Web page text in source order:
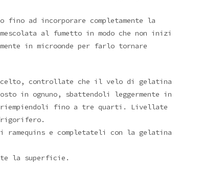
fino ad incorporare completamente la
al fumetto in modo che non inizi
in microonde per farlo tornare
controllate che il velo di gelatina
in ognuno, sbattendoli leggermente in
fino a tre quarti. Livellate
ramequins e completateli con la gelatina
la superficie.